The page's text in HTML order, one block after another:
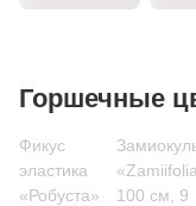
Горшечные
Фикус
эластика
«Робуста»
100 см, 9